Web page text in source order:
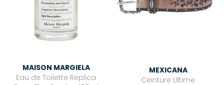
MAISON MARGIELA
Eau de Toilette Replica
MEXICANA
Ceinture Ultime